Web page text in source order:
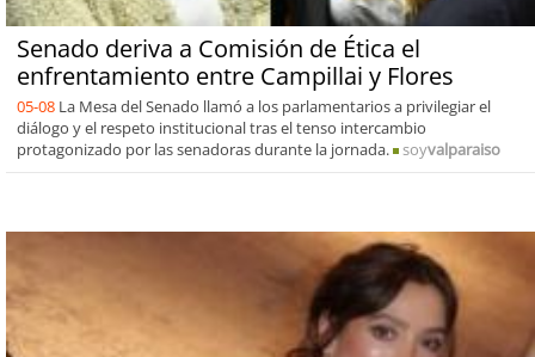
Senado deriva a Comisión de Ética el
enfrentamiento entre Campillai y Flores
05-08 La Mesa del Senado llamó a los parlamentarios a privilegiar el
diálogo y el respeto institucional tras el tenso intercambio
protagonizado por las senadoras durante la jornada.
soyvalparaiso